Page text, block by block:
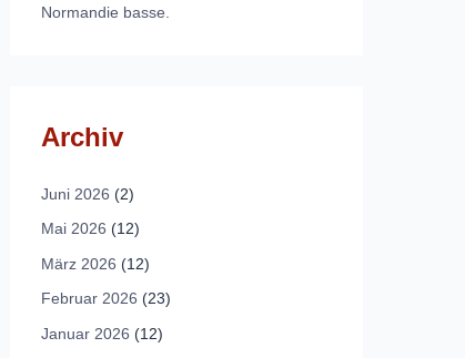
Normandie basse.
Archiv
Juni 2026 (2)
Mai 2026 (12)
März 2026 (12)
Februar 2026 (23)
Januar 2026 (12)